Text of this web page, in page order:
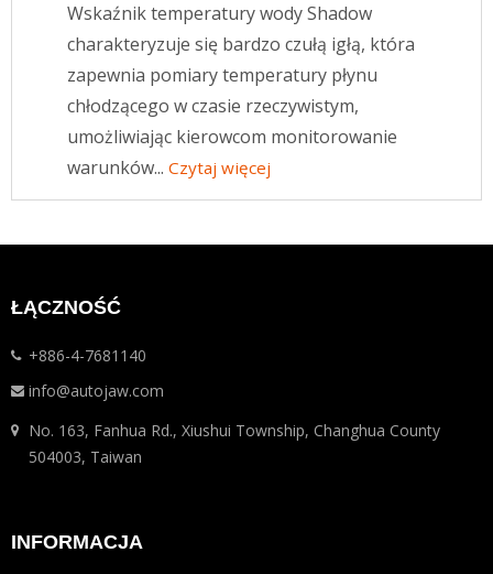
Wskaźnik temperatury wody Shadow
charakteryzuje się bardzo czułą igłą, która
zapewnia pomiary temperatury płynu
chłodzącego w czasie rzeczywistym,
umożliwiając kierowcom monitorowanie
warunków... Czytaj więcej
ŁĄCZNOŚĆ
+886-4-7681140
info@autojaw.com
No. 163, Fanhua Rd., Xiushui Township, Changhua County
504003, Taiwan
INFORMACJA